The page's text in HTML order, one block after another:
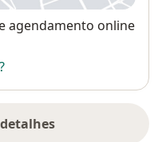
agendamento online
o endereço